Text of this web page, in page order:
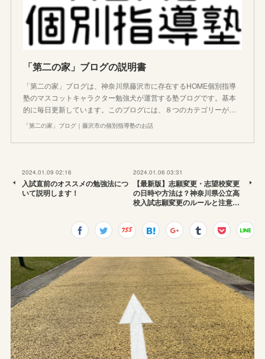
「第二の家」ブログの説明書
「第二の家」ブログは、神奈川県藤沢市に存在するHOME個別指導
塾のマスコットキャラクター勉強犬が運営する塾ブログです。基本
的に毎日更新しています。このブログには、８つのカテゴリーが…
「第二の家」ブログ｜藤沢市の個別指導塾のお話
2024.01.09 02:16
入試直前のオススメの勉強法につ
いて説明します！
2024.01.06 03:31
【最新版】志願変更・志望校変更
の日時や方法は？神奈川県公立高
校入試志願変更のルールと注意…